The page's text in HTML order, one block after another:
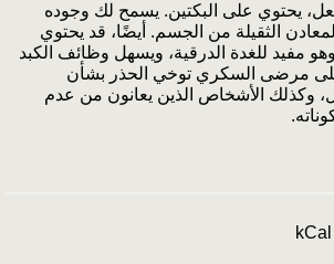
يحتوي على البكتين. يسمح لك وجوده
الثقيلة من الجسم. أيضًا، قد يحتوي
وهو مفيد للغدة الدرقية، ويسهل وظائف الكبد
مرضى السكري توخي الحذر بشأن
وكذلك الأشخاص الذين يعانون من عدم